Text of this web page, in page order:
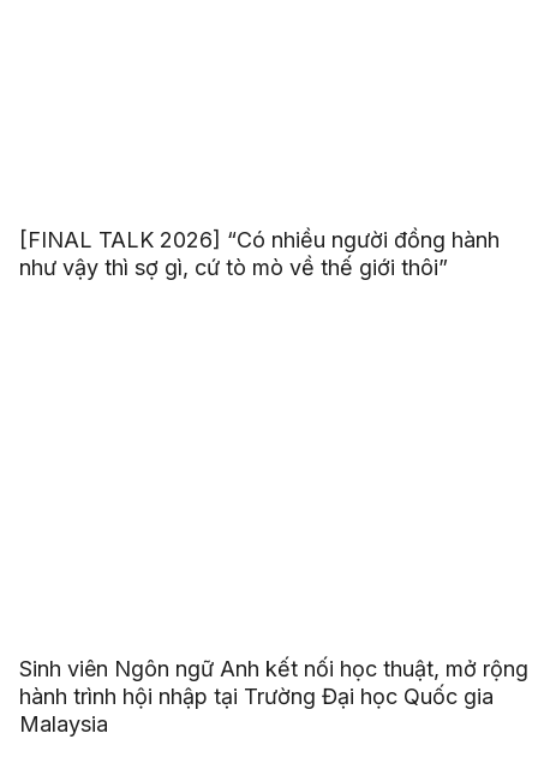
[FINAL TALK 2026] “Có nhiều người đồng hành
như vậy thì sợ gì, cứ tò mò về thế giới thôi”
Sinh viên Ngôn ngữ Anh kết nối học thuật, mở rộng
hành trình hội nhập tại Trường Đại học Quốc gia
Malaysia